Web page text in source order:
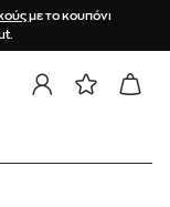
με το κουπόνι